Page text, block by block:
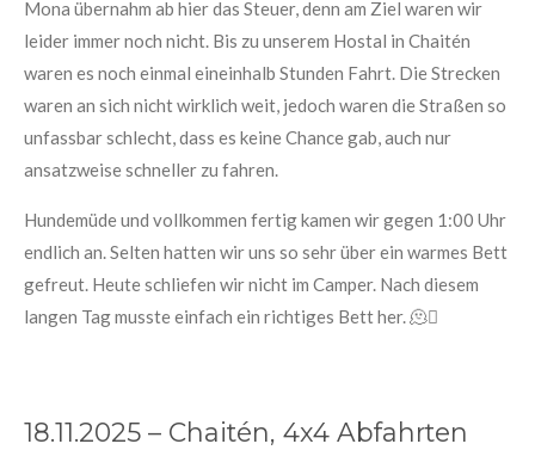
Mona übernahm ab hier das Steuer, denn am Ziel waren wir
leider immer noch nicht. Bis zu unserem Hostal in Chaitén
waren es noch einmal eineinhalb Stunden Fahrt. Die Strecken
waren an sich nicht wirklich weit, jedoch waren die Straßen so
unfassbar schlecht, dass es keine Chance gab, auch nur
ansatzweise schneller zu fahren.
Hundemüde und vollkommen fertig kamen wir gegen 1:00 Uhr
endlich an. Selten hatten wir uns so sehr über ein warmes Bett
gefreut. Heute schliefen wir nicht im Camper. Nach diesem
langen Tag musste einfach ein richtiges Bett her. 🫠🫩
18.11.2025 – Chaitén, 4x4 Abfahrten